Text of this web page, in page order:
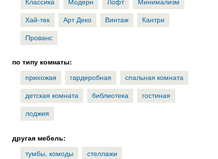
Хай-тек
Арт Деко Винтаж
Кантри
Прованс
по типу комнаты:
прихожая
гардеробная
спальная комната
детская комната
библиотека
гостиная
лоджия
другая мебель:
тумбы, комоды
стеллажи